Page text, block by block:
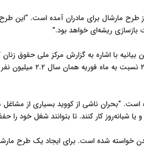
بازسازی ریشه‌ای خواهد بود.”
بیانیه با اشاره به گزارش مرکز ملی حقوق
است. “بحران ناشی از کووید بسیاری از مشاغل
شبانه‌روز کار کنند. تا بتوانند شغل خود را
خواسته شده است. برای ایجاد یک طرح